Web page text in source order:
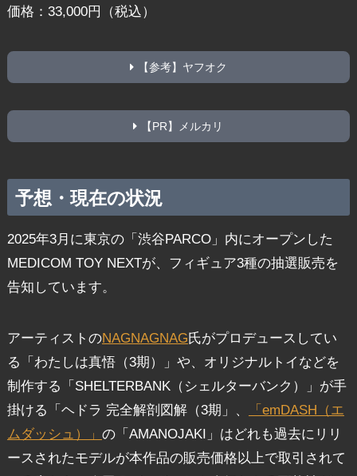
価格：33,000円（税込）
【参考】ヤフオク
【PR】メルカリ
予想・現在の状況
2025年3月に東京の「渋谷PARCO」内にオープンした
MEDICOM TOY NEXTが、フィギュア3種の抽選販売を
告知しています。
アーティストのNAGNAGNAG氏がプロデュースしてい
る「わたしは真悟（3期）」や、オリジナルトイなどを
制作する「SHELTERBANK（シェルターバンク）」が手
掛ける「ヘドラ 完全解剖図解（3期」、
「emDASH（エ
ムダッシュ）」 の「AMANOJAKI」はどれも過去にリリ
ースされたモデルが本作品の販売価格以上で取引されて